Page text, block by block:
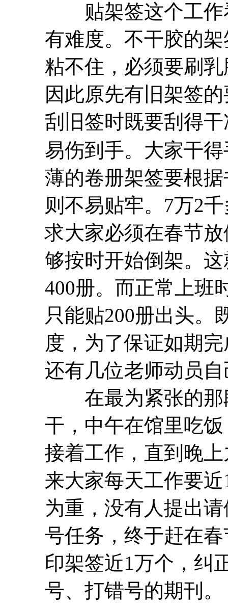
贴架签这个工作
有难度。不干胶的
粘不住，必须要刷
因此原先有旧架签
刮旧签时既要刮得
易伤到手。大家干
薄的卷册架签要根
则不易贴牢。7万2
求大家必须在春节
够按时开始倒架。
400册。而正常上班
只能贴200册出头。
度，为了保证如期
还有几位老师动员
在最为紧张的那
干，中午在馆里吃
接着工作，直到晚
来大家每天工作要
为重，没有人提出
号任务，终于赶在
印架签近1万个，纠
号、打错号的期刊。